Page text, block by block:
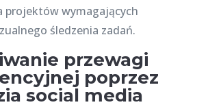
projektów wymagających
śledzenia zadań.
przewagi
poprzez
social media